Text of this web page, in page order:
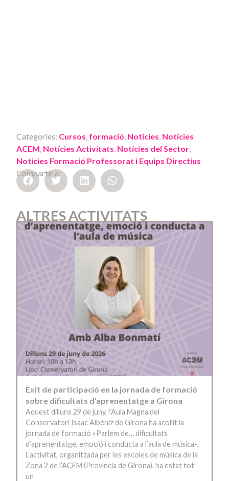
Categories: Cursos formació Notícies Notícies
ACEM Notícies Activitats Notícies del Sector
Notícies Formació Professorat i Equips Directius
Compartir a:
ALTRES ACTIVITATS
Èxit de participació en la jornada de formació
sobre dificultats d’aprenentatge a Girona
Aquest dilluns 29 de juny, l’Aula Magna del
Conservatori Isaac Albéniz de Girona ha acollit la
jornada de formació «Parlem de… dificultats
d’aprenentatge, emoció i conducta a l’aula de música».
L’activitat, organitzada per les escoles de música de la
Zona 2 de l’ACEM (Província de Girona), ha estat tot
un